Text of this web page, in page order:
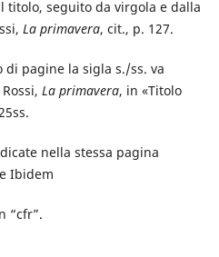
titolo, seguito da virgola e dalla
La primavera, cit., p. 127.
di pagine la sigla s./ss. va
La primavera, in «Titolo
nella stessa pagina
Ibidem
“cfr”.